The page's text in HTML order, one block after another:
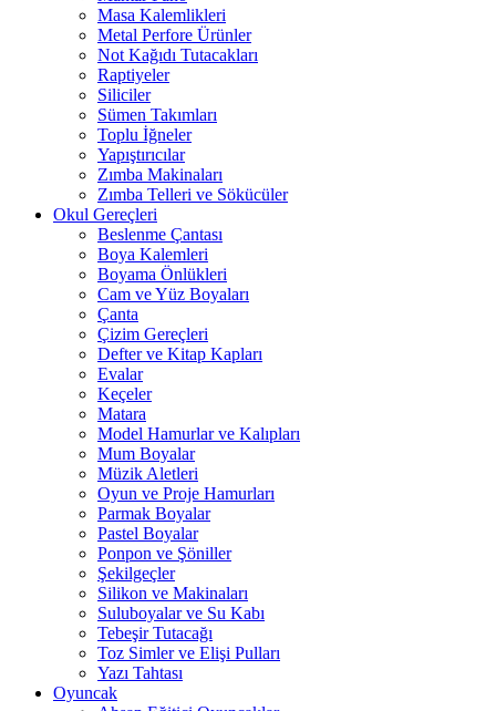
Masa Kalemlikleri
Metal Perfore Ürünler
Not Kağıdı Tutacakları
Raptiyeler
Siliciler
Sümen Takımları
Toplu İğneler
Yapıştırıcılar
Zımba Makinaları
Zımba Telleri ve Sökücüler
Okul Gereçleri
Beslenme Çantası
Boya Kalemleri
Boyama Önlükleri
Cam ve Yüz Boyaları
Çanta
Çizim Gereçleri
Defter ve Kitap Kapları
Evalar
Keçeler
Matara
Model Hamurlar ve Kalıpları
Mum Boyalar
Müzik Aletleri
Oyun ve Proje Hamurları
Parmak Boyalar
Pastel Boyalar
Ponpon ve Şöniller
Şekilgeçler
Silikon ve Makinaları
Suluboyalar ve Su Kabı
Tebeşir Tutacağı
Toz Simler ve Elişi Pulları
Yazı Tahtası
Oyuncak